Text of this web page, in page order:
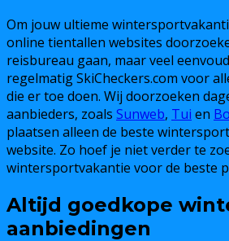
Om jouw ultieme
online tientallen websites
reisbureau gaan, maar veel
regelmatig SkiCheckers.com voor
die er toe doen. Wij doorzoeken
aanbieders, zoals Sunweb, Tui en
plaatsen alleen de beste
website. Zo hoef je niet verder te
wintersportvakantie voor de beste
Altijd goedkope
aanbiedingen